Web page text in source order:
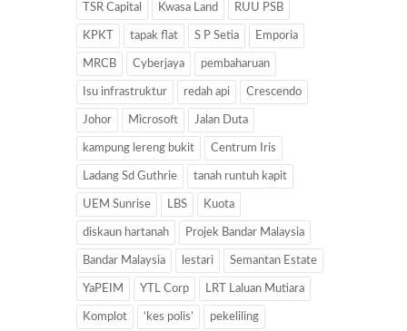
TSR Capital Kwasa Land RUU PSB
KPKT tapak flat S P Setia Emporia
MRCB Cyberjaya pembaharuan
Isu infrastruktur redah api Crescendo
Johor Microsoft Jalan Duta
kampung lereng bukit Centrum Iris
Ladang Sd Guthrie tanah runtuh kapit
UEM Sunrise LBS Kuota
diskaun hartanah Projek Bandar Malaysia
Bandar Malaysia lestari Semantan Estate
YaPEIM YTL Corp LRT Laluan Mutiara
Komplot ‘kes polis’ pekeliling